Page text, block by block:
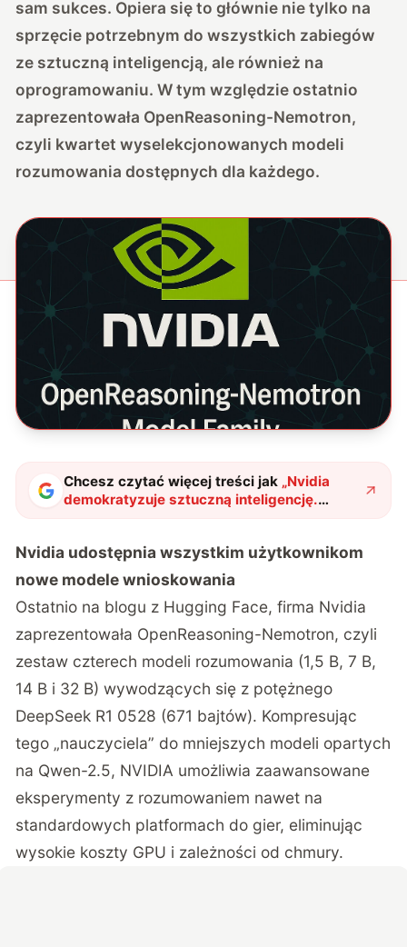
sam sukces. Opiera się to głównie nie tylko na
sprzęcie potrzebnym do wszystkich zabiegów
ze sztuczną inteligencją, ale również na
oprogramowaniu. W tym względzie ostatnio
zaprezentowała OpenReasoning-Nemotron,
czyli kwartet wyselekcjonowanych modeli
rozumowania dostępnych dla każdego.
Chcesz czytać więcej treści jak „Nvidia
demokratyzuje sztuczną inteligencję.
Cztery nowe modele rozumowania
Nvidia udostępnia wszystkim użytkownikom
nowe modele wnioskowania
Ostatnio na blogu z Hugging Face, firma Nvidia
zaprezentowała OpenReasoning-Nemotron, czyli
zestaw czterech modeli rozumowania (1,5 B, 7 B,
14 B i 32 B) wywodzących się z potężnego
DeepSeek R1 0528 (671 bajtów). Kompresując
tego „nauczyciela” do mniejszych modeli opartych
na Qwen-2.5, NVIDIA umożliwia zaawansowane
eksperymenty z rozumowaniem nawet na
standardowych platformach do gier, eliminując
wysokie koszty GPU i zależności od chmury.